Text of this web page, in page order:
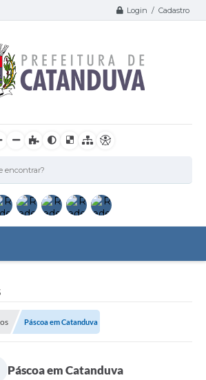
Login / Cadastro
Páscoa em Catanduva
Páscoa em Catanduva